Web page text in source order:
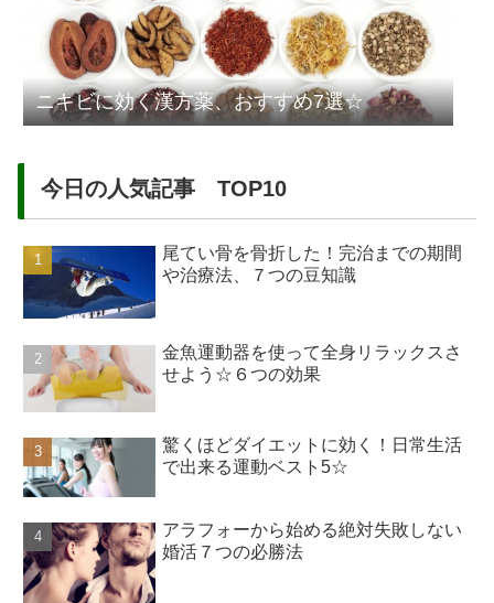
ニキビに効く漢方薬、おすすめ7選☆
今日の人気記事 TOP10
尾てい骨を骨折した！完治までの期間
や治療法、７つの豆知識
金魚運動器を使って全身リラックスさ
せよう☆６つの効果
驚くほどダイエットに効く！日常生活
で出来る運動ベスト5☆
アラフォーから始める絶対失敗しない
婚活７つの必勝法